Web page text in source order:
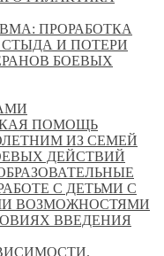
ПРОРАБОТКА
И ПОТЕРИ
БОЕВЫХ
ПОМОЩЬ
ИЗ СЕМЕЙ
ДЕЙСТВИЙ
С ДЕТЬМИ С
ВОЗМОЖНОСТЯМИ
ВВЕДЕНИЯ